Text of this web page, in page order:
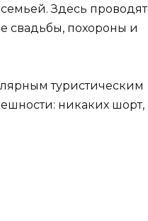
Здесь
свадьбы, похороны и
туристическим
никаких шорт,